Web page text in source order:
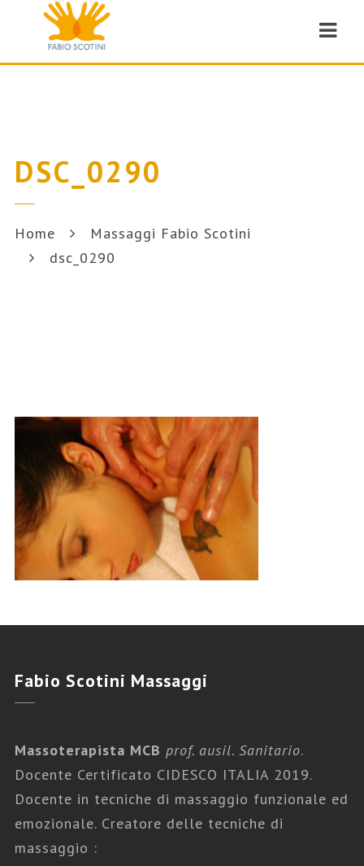
DSC_0290
Home
Massaggi Fabio Scotini
dsc_0290
Fabio Scotini Massaggi
Massoterapista MCB prof. ausil. Sanitario.
Docente Certificato CIDESCO ITALIA 2019.
Docente in tecniche di massaggio funzionale ed
emozionale. Creatore delle tecniche di
massaggio :